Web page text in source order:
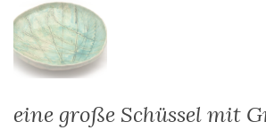
eine große Schüssel mit